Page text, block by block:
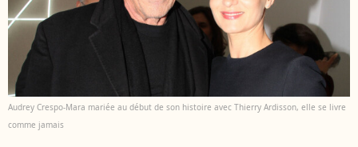
Audrey Crespo-Mara mariée au début de son histoire avec Thierry Ardisson, elle se livre
comme jamais